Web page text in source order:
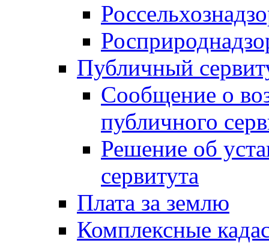
Публичный
Сообщение о
публичного
Решение об
сервитута
Плата за землю
Комплексные